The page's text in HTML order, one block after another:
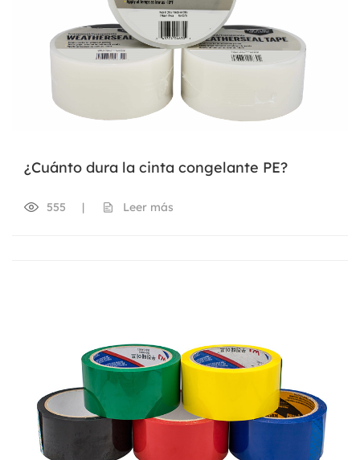
¿Cuánto dura la cinta congelante PE?
555 | Leer más